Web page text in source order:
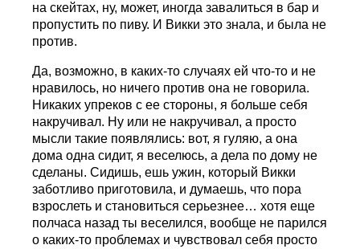
на скейтах, ну, может, иногда завалиться в бар и
пропустить по пиву. И Викки это знала, и была не
против.
Да, возможно, в каких-то случаях ей что-то и не
нравилось, но ничего против она не говорила.
Никаких упреков с ее стороны, я больше себя
накручивал. Ну или не накручивал, а просто
мысли такие появлялись: вот, я гуляю, а она
дома одна сидит, я веселюсь, а дела по дому не
сделаны. Сидишь, ешь ужин, который Викки
заботливо приготовила, и думаешь, что пора
взрослеть и становиться серьезнее… хотя еще
полчаса назад ты веселился, вообще не парился
о каких-то проблемах и чувствовал себя просто